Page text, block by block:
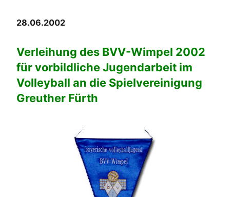
28.06.2002
Verleihung des BVV-Wimpel 2002
für vorbildliche Jugendarbeit im
Volleyball an die Spielvereinigung
Greuther Fürth